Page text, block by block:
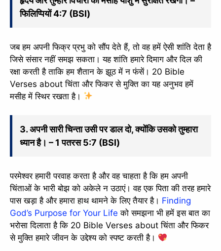
फिलिप्पियों 4:7 (BSI)
जब हम अपनी फिक्र प्रभु को सौंप देते हैं, तो वह हमें ऐसी शांति देता है
जिसे संसार नहीं समझ सकता। यह शांति हमारे दिमाग और दिल की
रक्षा करती है ताकि हम शैतान के झूठ में न फंसें। 20 Bible
Verses about चिंता और फिकर से मुक्ति का यह अनुभव हमें
मसीह में स्थिर रखता है।
3. अपनी सारी चिन्ता उसी पर डाल दो, क्योंकि उसको तुम्हारा
ध्यान है। – 1 पतरस 5:7 (BSI)
परमेश्वर हमारी परवाह करता है और वह चाहता है कि हम अपनी
चिंताओं के भारी बोझ को अकेले न उठाएं। वह एक पिता की तरह हमारे
पास खड़ा है और हमारा हाथ थामने के लिए तैयार है। Finding
God’s Purpose for Your Life को समझना भी हमें इस बात का
भरोसा दिलाता है कि 20 Bible Verses about चिंता और फिकर
से मुक्ति हमारे जीवन के उद्देश्य को स्पष्ट करती है।